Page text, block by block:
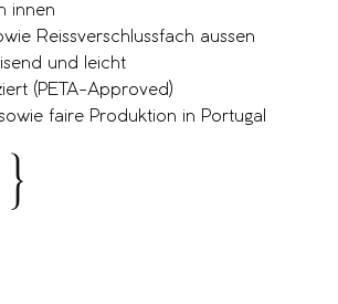
innen
Reissverschlussfach aussen
und leicht
(PETA-Approved)
faire Produktion in Portugal